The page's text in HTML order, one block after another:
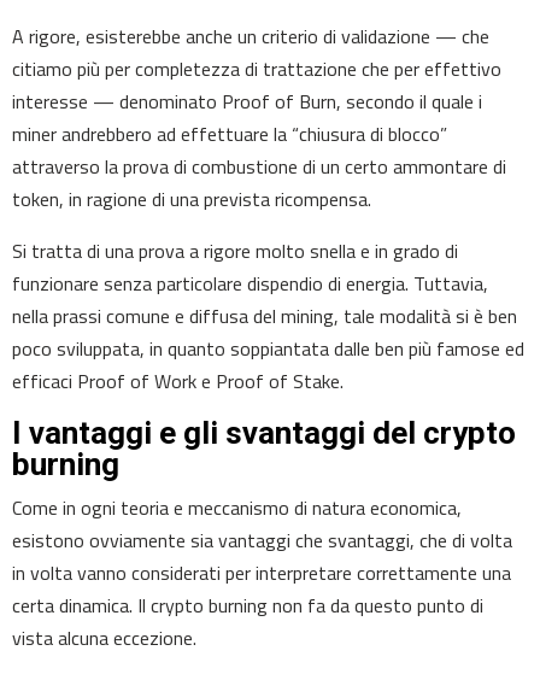
A rigore, esisterebbe anche un criterio di validazione — che
citiamo più per completezza di trattazione che per effettivo
interesse — denominato Proof of Burn, secondo il quale i
miner andrebbero ad effettuare la “chiusura di blocco”
attraverso la prova di combustione di un certo ammontare di
token, in ragione di una prevista ricompensa.
Si tratta di una prova a rigore molto snella e in grado di
funzionare senza particolare dispendio di energia. Tuttavia,
nella prassi comune e diffusa del mining, tale modalità si è ben
poco sviluppata, in quanto soppiantata dalle ben più famose ed
efficaci Proof of Work e Proof of Stake.
I vantaggi e gli svantaggi del crypto
burning
Come in ogni teoria e meccanismo di natura economica,
esistono ovviamente sia vantaggi che svantaggi, che di volta
in volta vanno considerati per interpretare correttamente una
certa dinamica. Il crypto burning non fa da questo punto di
vista alcuna eccezione.